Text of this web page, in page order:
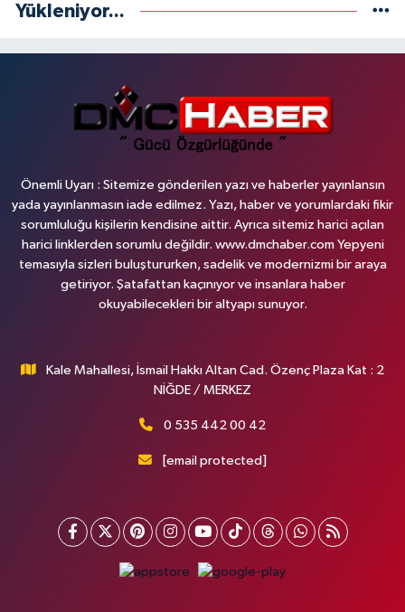
Yükleniyor...
Önemli Uyarı : Sitemize gönderilen yazı ve haberler yayınlansın
yada yayınlanmasın iade edilmez. Yazı, haber ve yorumlardaki fikir
sorumluluğu kişilerin kendisine aittir. Ayrıca sitemiz harici açılan
harici linklerden sorumlu değildir. www.dmchaber.com Yepyeni
temasıyla sizleri buluştururken, sadelik ve modernizmi bir araya
getiriyor. Şatafattan kaçınıyor ve insanlara haber
okuyabilecekleri bir altyapı sunuyor.
Kale Mahallesi, İsmail Hakkı Altan Cad. Özenç Plaza Kat : 2
NİĞDE / MERKEZ
0 535 442 00 42
[email protected]